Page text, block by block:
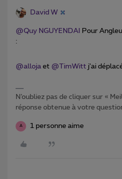
David W
@Quy NGUYENDAI
Pour
:
@alloja et @TimWitt j’ai
N’oubliez pas de cliquer sur «
réponse obtenue à votre
A 1 personne aime